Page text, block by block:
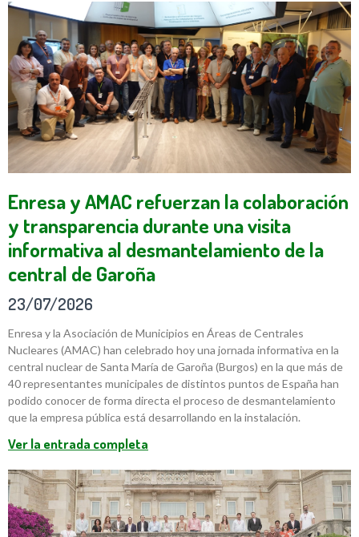
Enresa y AMAC refuerzan la colaboración
y transparencia durante una visita
informativa al desmantelamiento de la
central de Garoña
23/07/2026
Enresa y la Asociación de Municipios en Áreas de Centrales
Nucleares (AMAC) han celebrado hoy una jornada informativa en la
central nuclear de Santa María de Garoña (Burgos) en la que más de
40 representantes municipales de distintos puntos de España han
podido conocer de forma directa el proceso de desmantelamiento
que la empresa pública está desarrollando en la instalación.
Ver la entrada completa